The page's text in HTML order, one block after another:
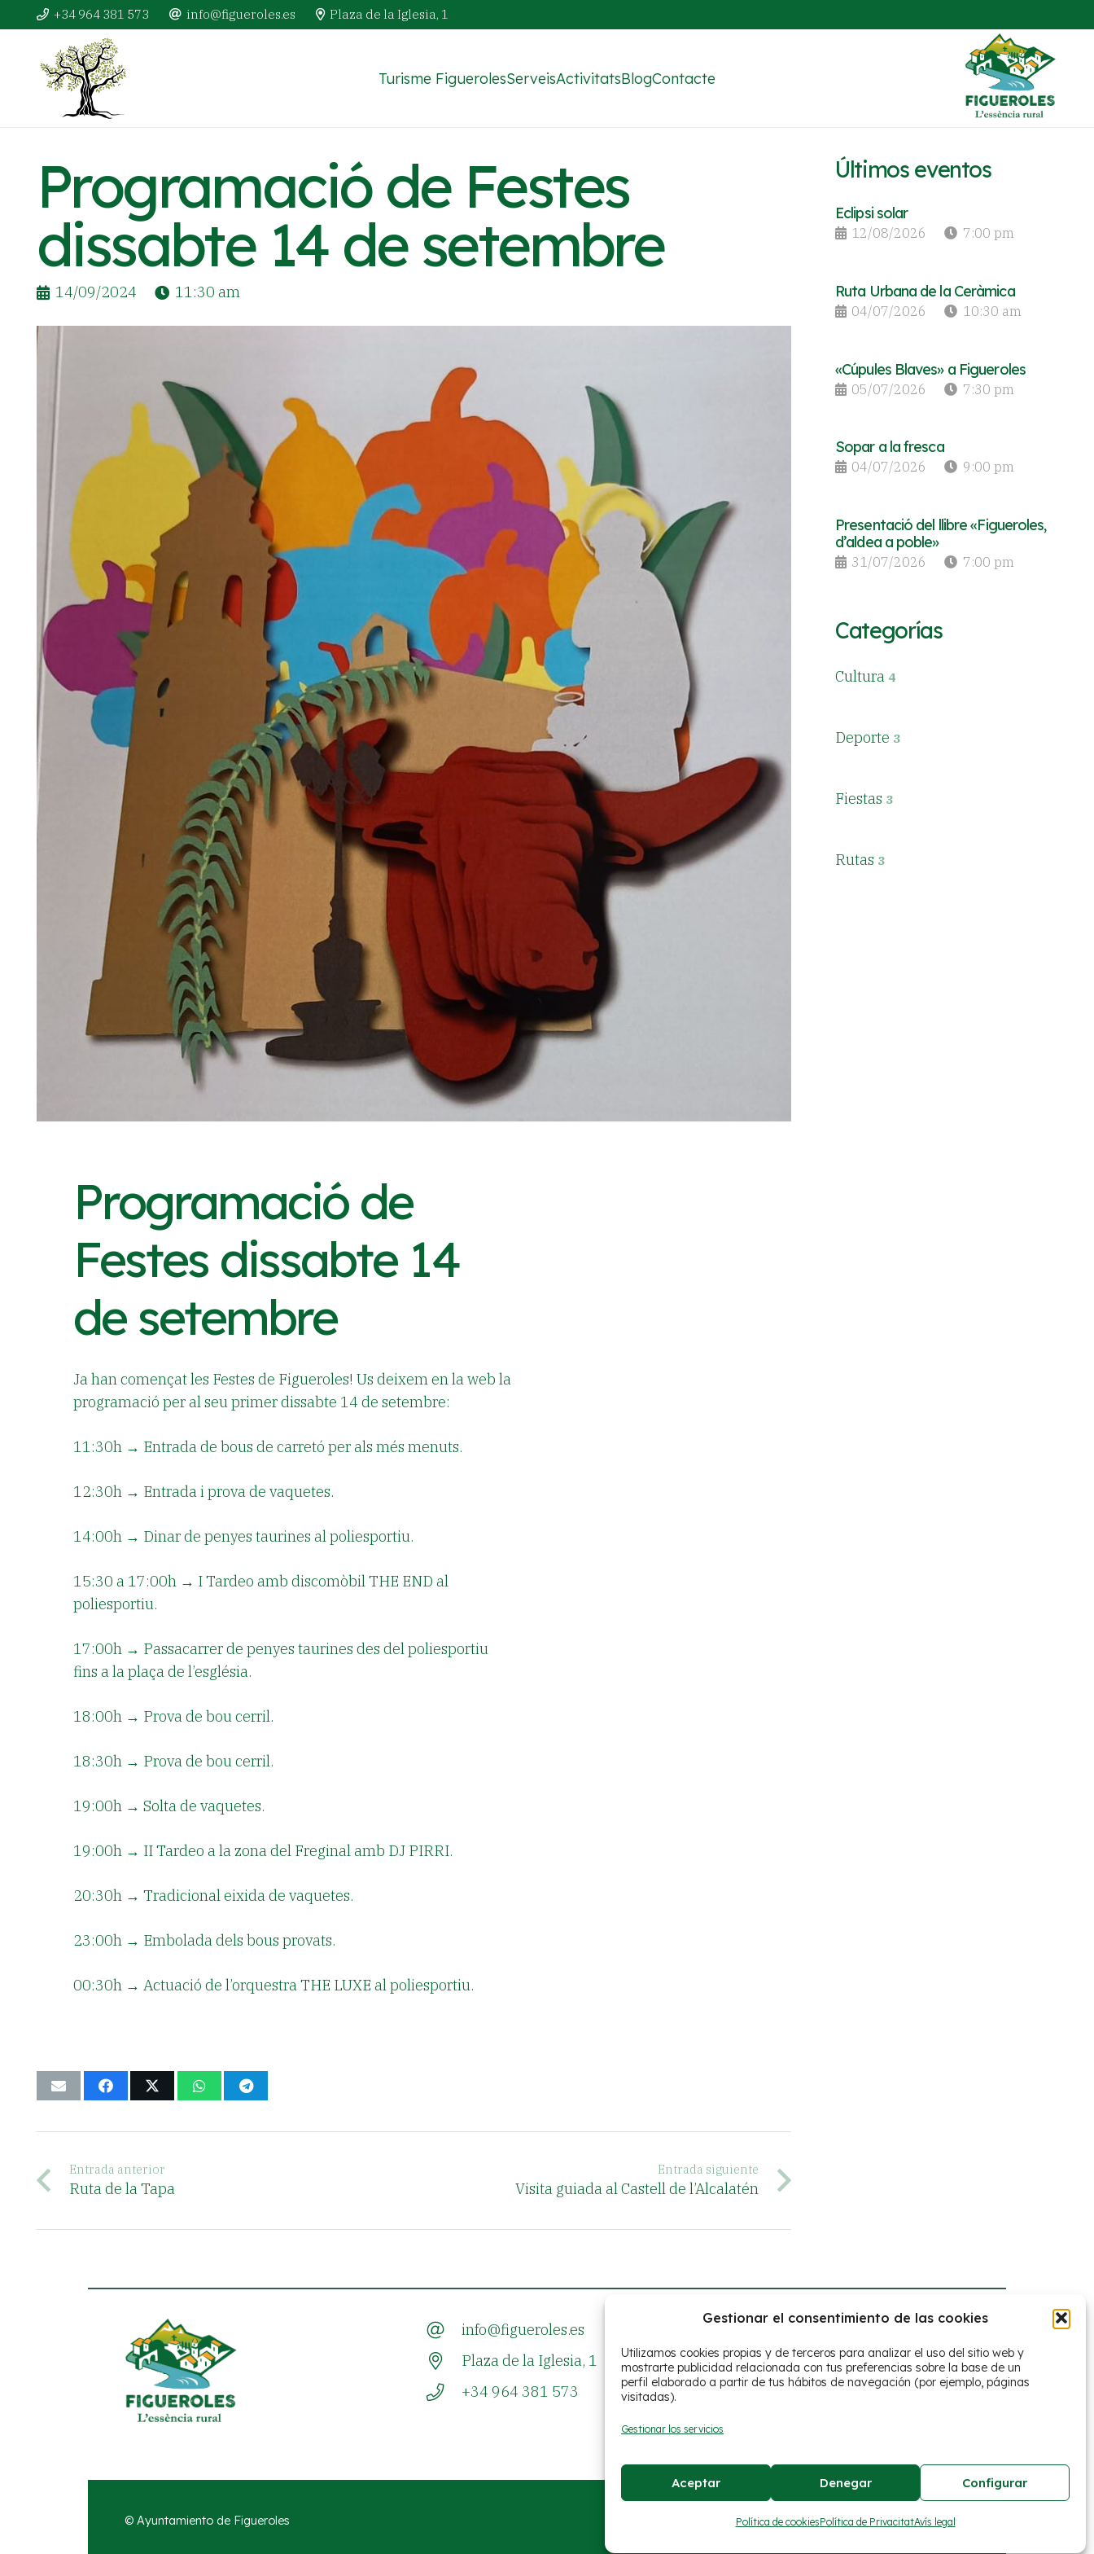
Gestionar el consentimiento de las cookies
Utilizamos cookies propias y de terceros para analizar el uso del sitio web y
mostrarte publicidad relacionada con tus preferencias sobre la base de un
perfil elaborado a partir de tus hábitos de navegación (por ejemplo, páginas
visitadas).
Gestionar los servicios
Aceptar Denegar Configurar
Política de cookiesPolítica de PrivacitatAvís legal
+34 964 381 573 info@figueroles.es Plaza de la Iglesia, 1
Turisme FiguerolesServeisActivitatsBlogContacte
Programació de Festes
dissabte 14 de setembre
14/09/2024 11:30 am
Programació de
Festes dissabte 14
de setembre
Ja han començat les Festes de Figueroles! Us deixem en la web la
programació per al seu primer dissabte 14 de setembre:
11:30h → Entrada de bous de carretó per als més menuts.
12:30h → Entrada i prova de vaquetes.
14:00h → Dinar de penyes taurines al poliesportiu.
15:30 a 17:00h → I Tardeo amb discomòbil THE END al
poliesportiu.
17:00h → Passacarrer de penyes taurines des del poliesportiu
fins a la plaça de l’església.
18:00h → Prova de bou cerril.
18:30h → Prova de bou cerril.
19:00h → Solta de vaquetes.
19:00h → II Tardeo a la zona del Freginal amb DJ PIRRI.
20:30h → Tradicional eixida de vaquetes.
23:00h → Embolada dels bous provats.
00:30h → Actuació de l’orquestra THE LUXE al poliesportiu.
Entrada anterior
Ruta de la Tapa
Entrada siguiente
Visita guiada al Castell de l’Alcalatén
Últimos eventos
Eclipsi solar
12/08/2026 7:00 pm
Ruta Urbana de la Ceràmica
04/07/2026 10:30 am
«Cúpules Blaves» a Figueroles
05/07/2026 7:30 pm
Sopar a la fresca
04/07/2026 9:00 pm
Presentació del llibre «Figueroles,
d’aldea a poble»
31/07/2026 7:00 pm
Categorías
Cultura 4
Deporte 3
Fiestas 3
Rutas 3
info@figueroles.es
Plaza de la Iglesia, 1
+34 964 381 573
© Ayuntamiento de Figueroles Política de cookies Declaración de privacidad